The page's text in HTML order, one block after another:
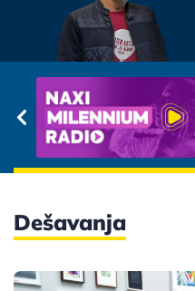
Dešavanja